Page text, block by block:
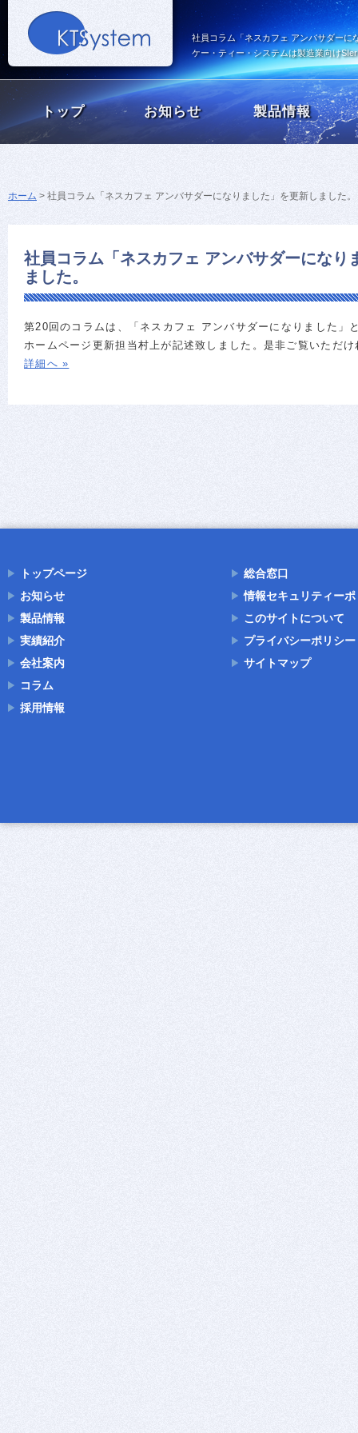
社員コラム「ネスカフェ アンバサダーに
ケー・ティー・システムは製造業向け
トップ お知らせ 製品情報
ホーム > 社員コラム「ネスカフェ アンバサダーになりました」を更新しました。
社員コラム「ネスカフェ アンバサダーになり
ました。
第20回のコラムは、「ネスカフェ アンバサダーになりました」
ホームページ更新担当村上が記述致しました。是非ご覧いただ
詳細へ »
トップページ
お知らせ
製品情報
実績紹介
会社案内
コラム
採用情報
総合窓口
情報セキュリティー
このサイトについて
プライバシーポリシー
サイトマップ